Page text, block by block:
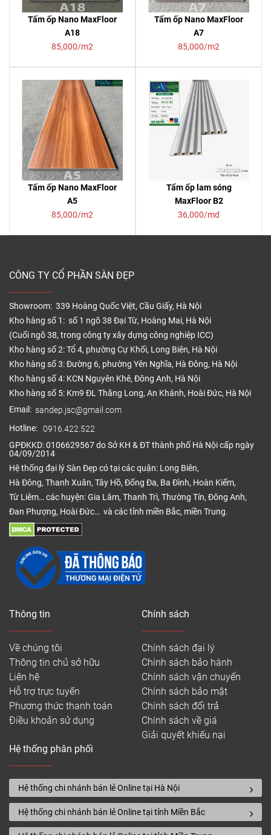
Tấm ốp Nano MaxFloor
A18
85,000/m2
Tấm ốp Nano MaxFloor
A7
85,000/m2
Tấm ốp Nano MaxFloor
A5
85,000/m2
Tấm ốp lam sóng
MaxFloor B2
36,000/md
CÔNG TY CỔ PHẦN SÀN ĐẸP
Showroom: 339 Hoàng Quốc Việt, Cầu Giấy, Hà Nội
Kho hàng số 1: số 1 ngõ 38 Đại Từ, Hoàng Mai, Hà Nội
(Cuối ngõ 38, trong công ty xây dựng công nghiệp ICC)
Kho hàng số 2: Tổ 4, phường Cự Khối, Long Biên, Hà Nội
Kho hàng số 3: Đường 6, phường Yên Nghĩa, Hà Đông, Hà Nội
Kho hàng số 4: KCN Nguyên Khê, Đông Anh, Hà Nội
Kho hàng số 5: Km9 ĐL Thăng Long, An Khánh, Hoài Đức, Hà Nội
Email: sandep.jsc@gmail.com
Hotline: 0916.422.522
GPĐKKD: 0106629567 do Sở KH & ĐT thành phố Hà Nội cấp ngày
04/09/2014
Hệ thống đại lý Sàn Đẹp có tại các quận: Long Biên,
Hà Đông, Thanh Xuân, Tây Hồ, Đống Đa, Ba Đình, Hoàn Kiếm,
Từ Liêm… các huyện: Gia Lâm, Thanh Trì, Thường Tín, Đông Anh,
Đan Phượng, Hoài Đức… và các tỉnh miền Bắc, miền Trung.
Thông tin
Về chúng tôi
Thông tin chủ sở hữu
Liên hệ
Hỗ trợ trực tuyến
Phương thức thanh toán
Điều khoản sử dụng
Chính sách
Chính sách đại lý
Chính sách bảo hành
Chính sách vận chuyển
Chính sách bảo mật
Chính sách đổi trả
Chính sách về giá
Giải quyết khiếu nại
Hệ thống phân phối
Hệ thống chi nhánh bán lẻ Online tại Hà Nội
Hệ thống chi nhánh bán lẻ Online tại tỉnh Miền Bắc